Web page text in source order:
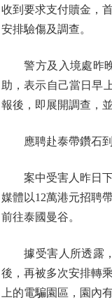
收到要求支付贖金，
安排驗傷及調查。
警方及入境處昨晚
助，表示自己當日早
報後，即展開調查，
應聘赴泰帶鑽石到
案中受害人昨日下
媒體以12萬港元招聘
前往泰國曼谷。
據受害人所透露，
後，再被多次安排轉
上的電騙園區，園內